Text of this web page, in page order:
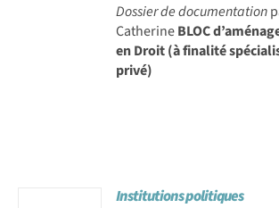
Dossier de documentation
CatherineBLOC
en Droit (à finalité
privé)
Institutions politiques